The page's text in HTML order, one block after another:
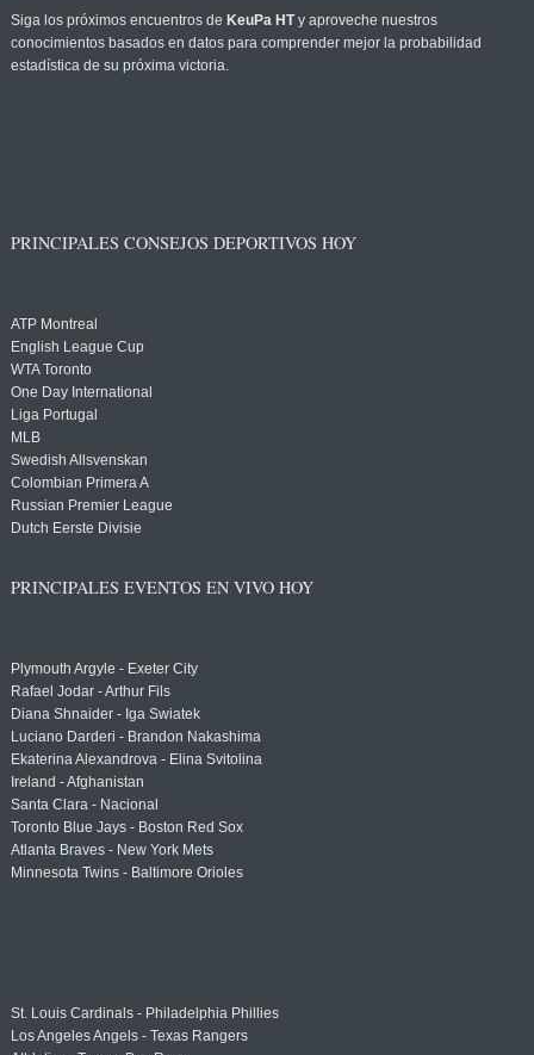
Siga los próximos encuentros de KeuPa HTy aproveche nuestros
conocimientos basados en datos para comprender mejor la probabilidad
estadística de su próxima victoria.
PRINCIPALES CONSEJOS DEPORTIVOS HOY
ATP Montreal
English League Cup
WTA Toronto
One Day International
Liga Portugal
MLB
Swedish Allsvenskan
Colombian Primera A
Russian Premier League
Dutch Eerste Divisie
PRINCIPALES EVENTOS EN VIVO HOY
Plymouth Argyle - Exeter City
Rafael Jodar - Arthur Fils
Diana Shnaider - Iga Swiatek
Luciano Darderi - Brandon Nakashima
Ekaterina Alexandrova - Elina Svitolina
Ireland - Afghanistan
Santa Clara - Nacional
Toronto Blue Jays - Boston Red Sox
Atlanta Braves - New York Mets
Minnesota Twins - Baltimore Orioles
St. Louis Cardinals - Philadelphia Phillies
Los Angeles Angels - Texas Rangers